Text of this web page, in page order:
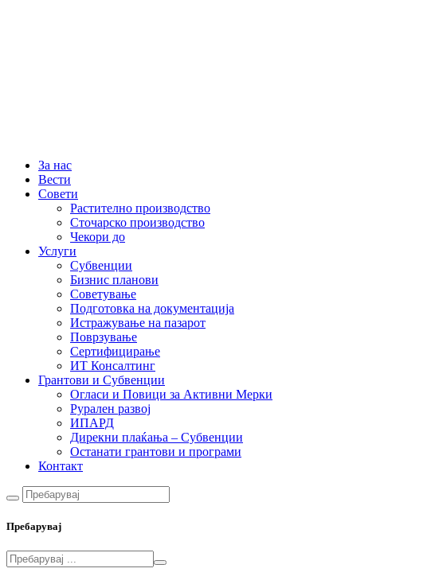
За нас
Вести
Совети
Растително производство
Сточарско производство
Чекори до
Услуги
Субвенции
Бизнис планови
Советување
Подготовка на документација
Истражување на пазарот
Поврзување
Сертифицирање
ИТ Консалтинг
Грантови и Субвенции
Огласи и Повици за Активни Мерки
Рурален развој
ИПАРД
Дирекни плаќања – Субвенции
Останати грантови и програми
Контакт
Пребарувај